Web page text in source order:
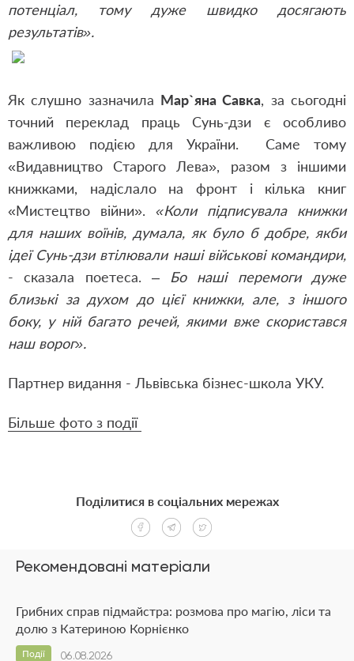
потенціал, тому дуже швидко досягають
результатів».
Як слушно зазначила Мар`яна Савка, за сьогодні
точний переклад праць Сунь-дзи є особливо
важливою подією для України. Саме тому
«Видавництво Старого Лева», разом з іншими
книжками, надіслало на фронт і кілька книг
«Мистецтво війни». «Коли підписувала книжки
для наших воїнів, думала, як було б добре, якби
ідеї Сунь-дзи втілювали наші військові командири,
- сказала поетеса. –Бо наші перемоги дуже
близькі за духом до цієї книжки, але, з іншого
боку, у ній багато речей, якими вже скористався
наш ворог».
Партнер видання - Львівська бізнес-школа УКУ.
Більше фото з події
Рекомендовані матеріали
Грибних справ підмайстра: розмова про магію, ліси та
долю з Катериною Корнієнко
06.08.2026
Події
Поділитися в соціальних мережах